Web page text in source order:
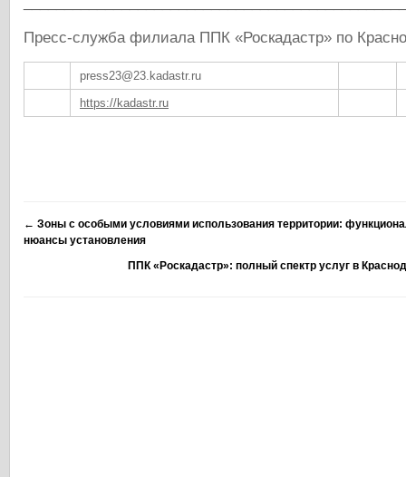
Пресс-служба филиала ППК «Роскадастр» по
press23@23.kadastr.ru
https://kadastr.ru
← Зоны с особыми условиями использования территории:
нюансы установления
ППК «Роскадастр»: полный спектр услуг в